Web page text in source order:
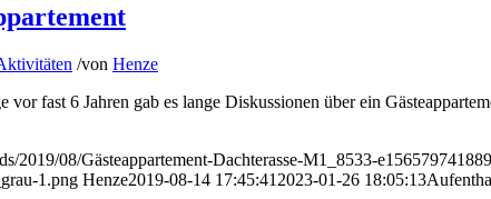
/von Henze
vor fast 6 Jahren gab es lange Diskussionen über ein
2019/08/Gästeappartement-Dachterasse-M1_8533-
1.png Henze2019-08-14 17:45:41 2023-01-26 18:05:13